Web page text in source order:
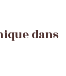
dans